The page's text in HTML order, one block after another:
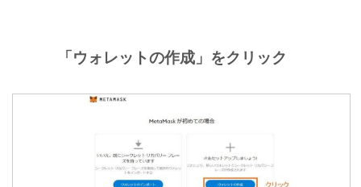
「ウォレットの作成」をクリック